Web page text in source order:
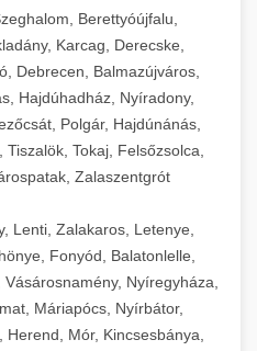
Berettyóújfalu,
Karcag, Derecske,
Debrecen, Balmazújváros,
Hajdúhadház, Nyíradony,
Polgár, Hajdúnánás,
Tokaj, Felsőzsolca,
Zalaszentgrót
Lenti, Zalakaros, Letenye,
Fonyód, Balatonlelle,
Nyíregyháza,
Máriapócs, Nyírbátor,
Mór, Kincsesbánya,